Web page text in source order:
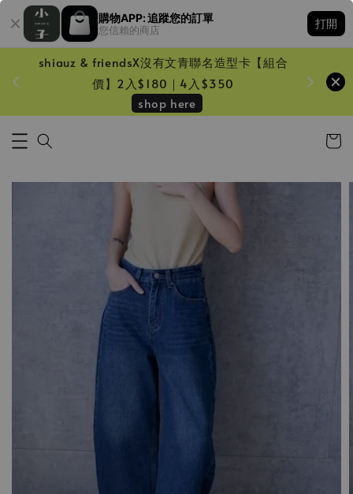
購物APP: 追蹤您的訂單
您信賴的商店
打開
shiauz & friendsX沒有文青聯名造型卡【組合
價】2入$180｜4入$350
shop here